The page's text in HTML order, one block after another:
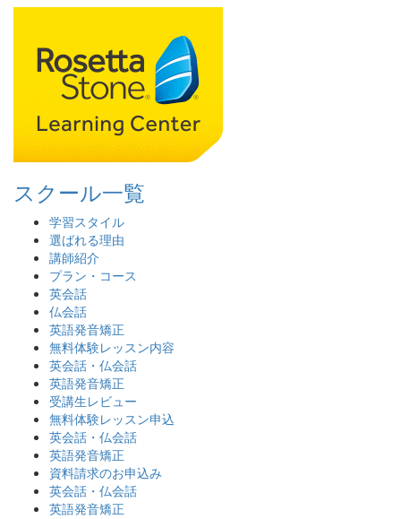
スクール一覧
学習スタイル
選ばれる理由
講師紹介
プラン・コース
英会話
仏会話
英語発音矯正
無料体験レッスン内容
英会話・仏会話
英語発音矯正
受講生レビュー
無料体験レッスン申込
英会話・仏会話
英語発音矯正
資料請求のお申込み
英会話・仏会話
英語発音矯正